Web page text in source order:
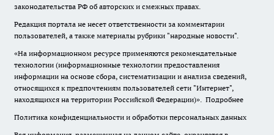
законодательства РФ об авторских и смежных правах.
Редакция портала не несет ответственности за комментарии
пользователей, а также материалы рубрики "народные новости".
«На информационном ресурсе применяются рекомендательные
технологии (информационные технологии предоставления
информации на основе сбора, систематизации и анализа сведений,
относящихся к предпочтениям пользователей сети "Интернет",
находящихся на территории Российской Федерации)». Подробнее
Политика конфиденциальности и обработки персональных данных